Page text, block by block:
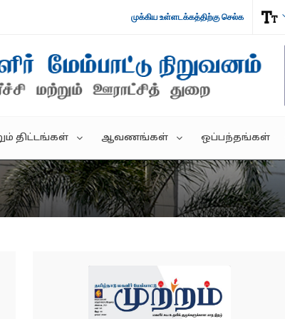
முக்கிய உள்ளடக்கத்திற்கு செல்க
திட்டங்கள் ஆவணங்கள்
குடிமக்கள் படிவங்கள்
அரசாணைகள்
செய்யகுரு கூட்ட ஆணை
ஒப்பந்தங்கள்